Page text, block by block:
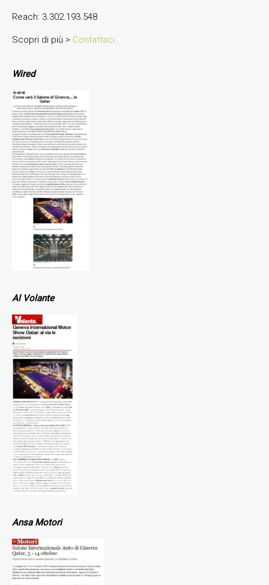
Reach: 3.302.193.548
Scopri di più > Contattaci
Wired
Al Volante
Ansa Motori